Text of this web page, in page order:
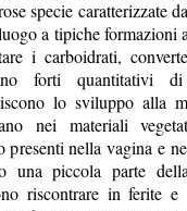
specie caratterizzate
a tipiche formazioni
i carboidrati,
forti quantitativi
lo sviluppo alla
nei materiali
presenti nella vagina e
una piccola parte
riscontrare in ferite e